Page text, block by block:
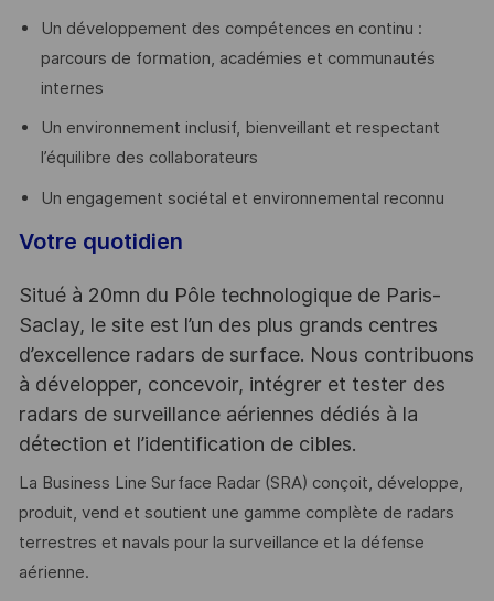
Un développement des compétences en continu :
parcours de formation, académies et communautés
internes
Un environnement inclusif, bienveillant et respectant
l’équilibre des collaborateurs
Un engagement sociétal et environnemental reconnu
Votre quotidien
Situé à 20mn du Pôle technologique de Paris-
Saclay, le site est l’un des plus grands centres
d’excellence radars de surface. Nous contribuons
à développer, concevoir, intégrer et tester des
radars de surveillance aériennes dédiés à la
détection et l’identification de cibles.
La Business Line Surface Radar (SRA) conçoit, développe,
produit, vend et soutient une gamme complète de radars
terrestres et navals pour la surveillance et la défense
aérienne.